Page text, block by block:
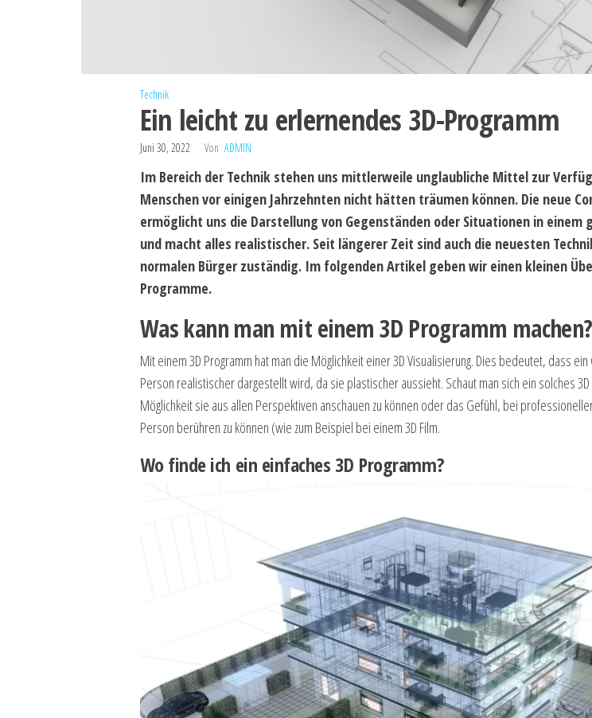
Technik
Ein leicht zu erlernendes 3D-Programm
Juni 30, 2022 Von ADMIN
Im Bereich der Technik stehen uns mittlerweile unglaubliche Mittel zur
Menschen vor einigen Jahrzehnten nicht hätten träumen können. Die neue
ermöglicht uns die Darstellung von Gegenständen oder Situationen in einem
und macht alles realistischer. Seit längerer Zeit sind auch die neuesten
normalen Bürger zuständig. Im folgenden Artikel geben wir einen kleinen
Programme.
Was kann man mit einem 3D Programm machen?
Mit einem 3D Programm hat man die Möglichkeit einer 3D Visualisierung. Dies bedeutet, dass
Person realistischer dargestellt wird, da sie plastischer aussieht. Schaut man sich ein solches
Möglichkeit sie aus allen Perspektiven anschauen zu können oder das Gefühl, bei
Person berühren zu können (wie zum Beispiel bei einem 3D Film.
Wo finde ich ein einfaches 3D Programm?